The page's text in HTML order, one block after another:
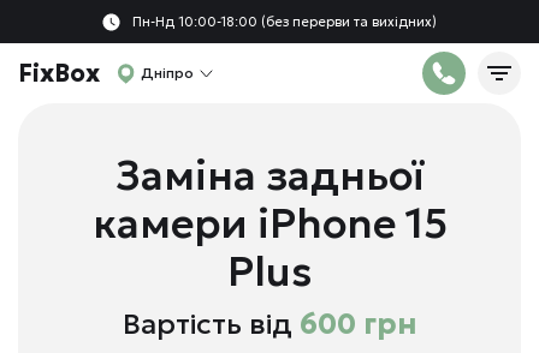
Пн-Нд 10:00-18:00 (без перерви та вихідних)
FixBox Дніпро
Заміна задньої
камери iPhone 15
Plus
Вартість від 600 грн